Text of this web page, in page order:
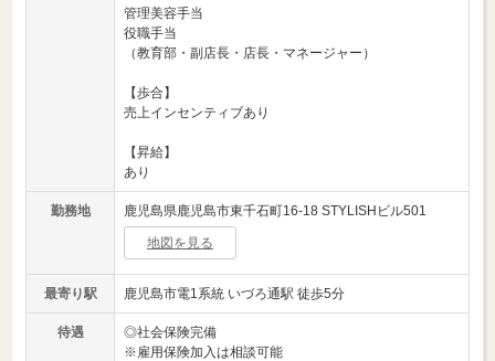
管理美容手当
役職手当
（教育部・副店長・店長・マネージャー）
【歩合】
売上インセンティブあり
【昇給】
あり
勤務地 鹿児島県鹿児島市東千石町16-18 STYLISHビル501
地図を見る
最寄り駅 鹿児島市電1系統 いづろ通駅 徒歩5分
待遇
◎社会保険完備
※雇用保険加入は相談可能